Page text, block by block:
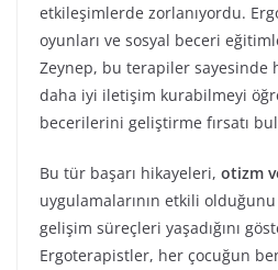
etkileşimlerde zorlanıyordu.
oyunları ve sosyal beceri
Zeynep, bu terapiler sayesinde
daha iyi iletişim kurabilmeyi
becerilerini geliştirme fırsatı
Bu tür başarı hikayeleri, otizm
uygulamalarının etkili
gelişim süreçleri yaşadığını
Ergoterapistler, her çocuğun